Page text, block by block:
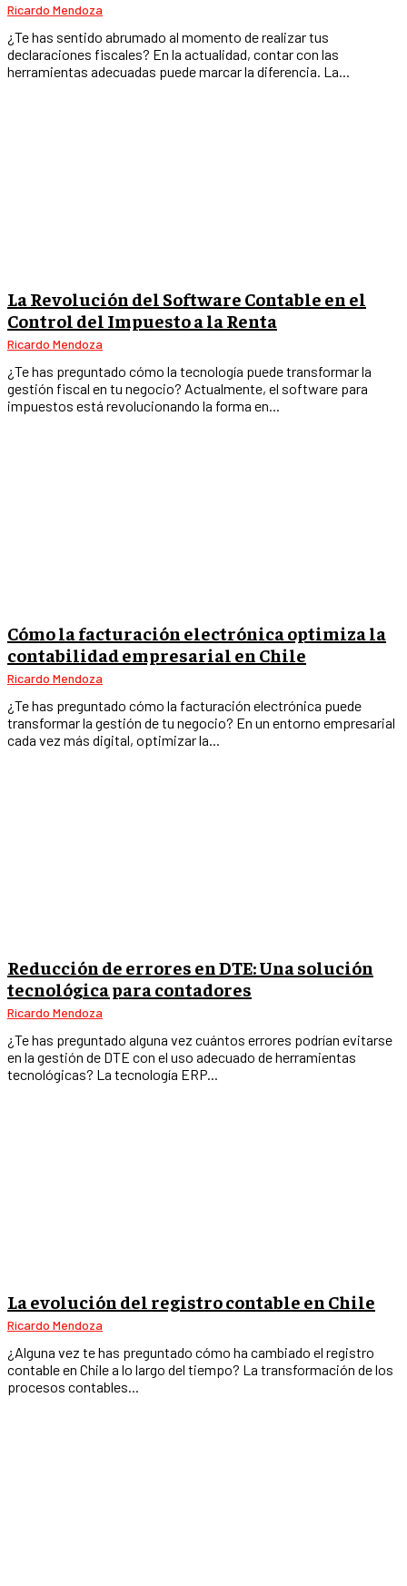
Ricardo Mendoza
¿Te has sentido abrumado al momento de realizar tus
declaraciones fiscales? En la actualidad, contar con las
herramientas adecuadas puede marcar la diferencia. La...
La Revolución del Software Contable en el
Control del Impuesto a la Renta
Ricardo Mendoza
¿Te has preguntado cómo la tecnología puede transformar la
gestión fiscal en tu negocio? Actualmente, el software para
impuestos está revolucionando la forma en...
Cómo la facturación electrónica optimiza la
contabilidad empresarial en Chile
Ricardo Mendoza
¿Te has preguntado cómo la facturación electrónica puede
transformar la gestión de tu negocio? En un entorno empresarial
cada vez más digital, optimizar la...
Reducción de errores en DTE: Una solución
tecnológica para contadores
Ricardo Mendoza
¿Te has preguntado alguna vez cuántos errores podrían evitarse
en la gestión de DTE con el uso adecuado de herramientas
tecnológicas? La tecnología ERP...
La evolución del registro contable en Chile
Ricardo Mendoza
¿Alguna vez te has preguntado cómo ha cambiado el registro
contable en Chile a lo largo del tiempo? La transformación de los
procesos contables...